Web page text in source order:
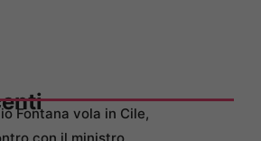
Fontana vola in Cile,